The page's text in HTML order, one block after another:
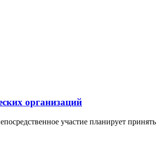
организаций
участие планирует